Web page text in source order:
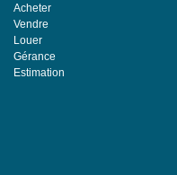
Acheter
Vendre
Louer
Gérance
Estimation